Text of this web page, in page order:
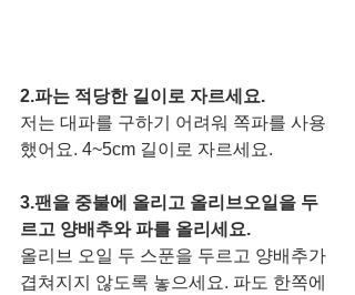
2.파는 적당한 길이로 자르세요.
저는 대파를 구하기 어려워 쪽파를 사용
했어요. 4~5cm 길이로 자르세요.
3.팬을 중불에 올리고 올리브오일을 두
르고 양배추와 파를 올리세요.
올리브 오일 두 스푼을 두르고 양배추가
겹쳐지지 않도록 놓으세요. 파도 한쪽에